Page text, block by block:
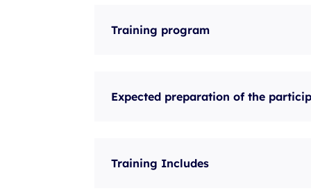
Training program
Expected preparation of the
Training Includes